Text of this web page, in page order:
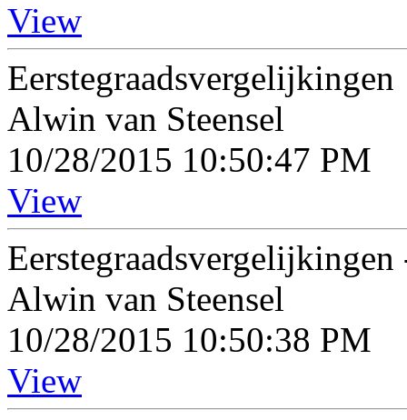
View
Eerstegraadsvergelijkingen
Alwin van Steensel
10/28/2015 10:50:47 PM
View
Eerstegraadsvergelijkingen
Alwin van Steensel
10/28/2015 10:50:38 PM
View